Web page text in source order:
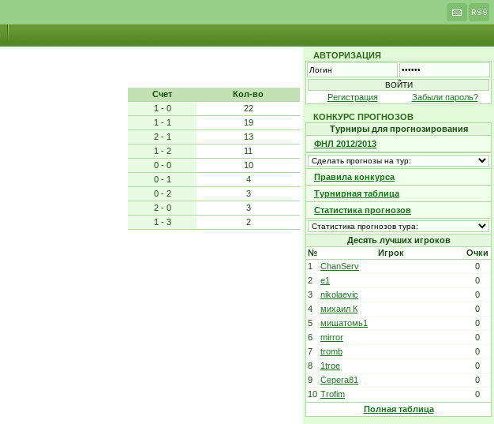
Счет
Кол-во
1 - 0
22
1 - 1
19
2 - 1
13
1 - 2
11
0 - 0
10
0 - 1
4
0 - 2
3
2 - 0
3
1 - 3
2
АВТОРИЗАЦИЯ
Регистрация Забыли пароль?
КОНКУРС ПРОГНОЗОВ
Турниры для прогнозирования
ФНЛ 2012/2013
Правила конкурса
Турнирная таблица
Статистика прогнозов
Десять лучших игроков
№
Игрок
Очки
1
ChanServ
0
2
e1
0
3
nikolaevic
0
4
михаил К
0
5
мишатомь1
0
6
mirror
0
7
tromb
0
8
1troe
0
9
Cepera81
0
10 Trofim
0
Полная таблица